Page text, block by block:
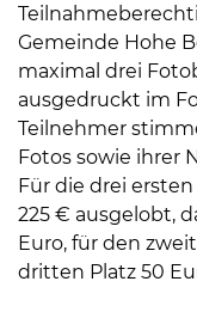
Gemeinde Hohe
maximal drei
ausgedruckt im
Teilnehmer
Fotos sowie ihrer
Für die drei
225 € ausgelobt,
Euro, für den
dritten Platz 50